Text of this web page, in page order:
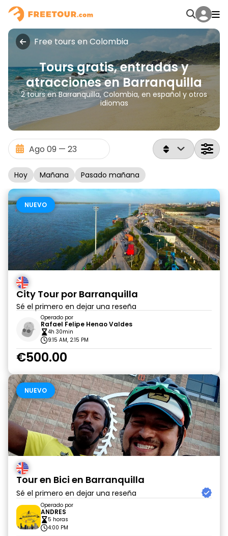
Free tours en Colombia
Tours gratis, entradas y
atracciones en Barranquilla
2 tours en Barranquilla, Colombia, en español y otros
idiomas
Hoy Mañana Pasado mañana
NUEVO
City Tour por Barranquilla
Sé el primero en dejar una reseña
Operado por
Rafael Felipe Henao Valdes
4h 30min
9:15 AM, 2:15 PM
€500.00
NUEVO
Tour en Bici en Barranquilla
Sé el primero en dejar una reseña
Operado por
ANDRES
5 horas
4:00 PM